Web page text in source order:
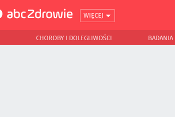
WIĘCEJ
CHOROBY I DOLEGLIWOŚCI BADANIA